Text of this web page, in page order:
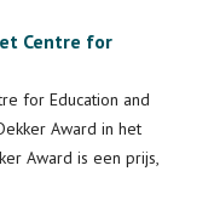
Centre for
for Education and
Award in het
Award is een prijs,